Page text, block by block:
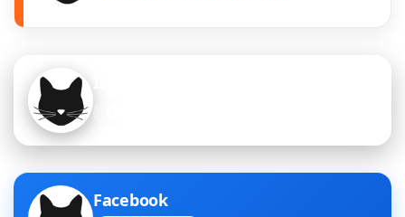
Facebook